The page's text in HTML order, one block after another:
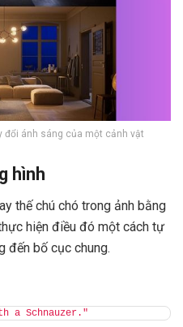
đổi ánh sáng của một cảnh vật
hình
thế chú chó trong ảnh bằng
hiện điều đó một cách tự
đến bố cục chung.
a Schnauzer."